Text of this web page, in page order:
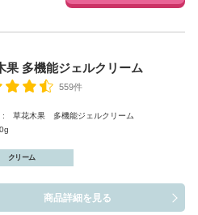
果 多機能ジェルクリーム
559件
草花木果 多機能ジェルクリーム
クリーム
商品詳細を見る